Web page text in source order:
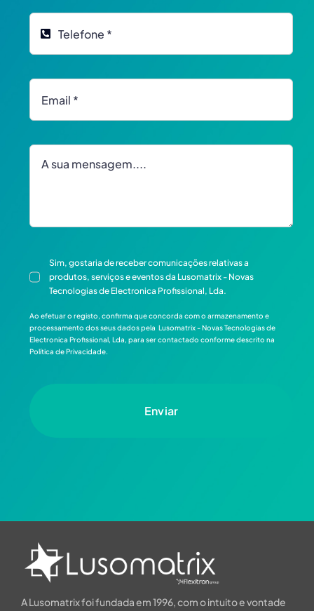
Sim, gostaria de receber comunicações relativas a
produtos, serviços e eventos da Lusomatrix - Novas
Tecnologias de Electronica Profissional, Lda.
Ao efetuar o registo, confirma que concorda com o armazenamento e
processamento dos seus dados pela Lusomatrix - Novas Tecnologias de
Electronica Profissional, Lda, para ser contactado conforme descrito na
Política de Privacidade.
Enviar
A Lusomatrix foi fundada em 1996, com o intuito e vontade